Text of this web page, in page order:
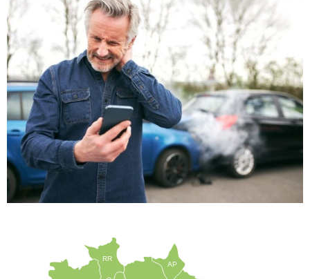
AP
RR